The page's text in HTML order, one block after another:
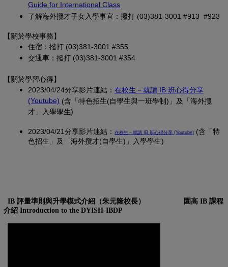
Guide for International Class
了解海外攬才子女入學事宜：撥打 (03)381-3001 #913 #923
【關於學校事務】
住宿：撥打 (03)381-3001 #355
交通車：撥打 (03)381-3001 #354
【關於學習心得】
2023/04/24分享影片連結： 在校生－就讀 IB 班心得分享
(Youtube) (另開新視窗)
(含「特色招生(自學生與一班學制)」及「海外攬
才」入學學生)
2023/04/21分享影片連結： 在校生－就讀 IB 班心得分享 (Youtube) (另開新視窗)
(含「特
色招生」及「海外攬才(自學生)」入學學生)
IB 評量準則與升學模式介紹（朱元隆校長）
園高 IB 課程
介紹 Introduction to the DYISH-IBDP